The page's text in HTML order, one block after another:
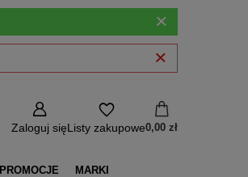
Zaloguj sięListy zakupowe0,00 zł
PROMOCJE MARKI